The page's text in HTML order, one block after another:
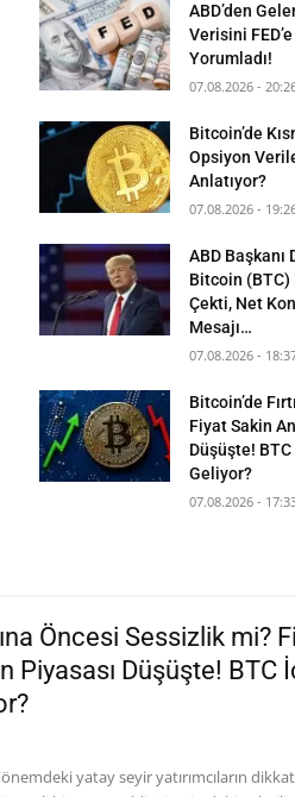
ABD’den
Verisini
Yorumladı!
07.08.2026 -
Bitcoin’de
Opsiyon
Anlatıyor?
07.08.2026 -
ABD Başkanı
Bitcoin (BTC)
Çekti, Net
Mesajı…
07.08.2026 -
Bitcoin’de
Fiyat Sakin
Düşüşte!
Geliyor?
07.08.2026 -
Öncesi Sessizlik mi?
Piyasası Düşüşte! BTC
yatay seyir yatırımcıların